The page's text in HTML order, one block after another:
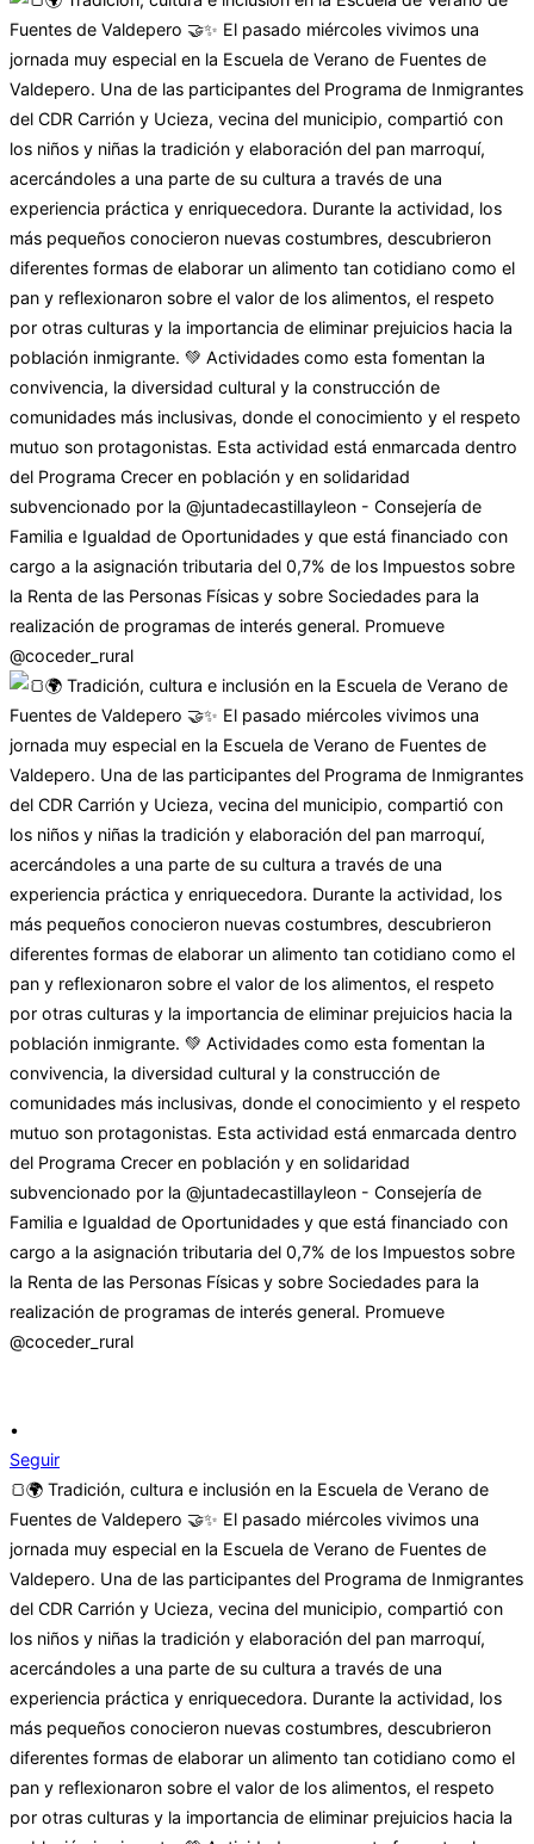
•
Seguir
🍞🌍 Tradición, cultura e inclusión en la Escuela de Verano de
Fuentes de Valdepero 🤝✨ El pasado miércoles vivimos una
jornada muy especial en la Escuela de Verano de Fuentes de
Valdepero. Una de las participantes del Programa de Inmigrantes
del CDR Carrión y Ucieza, vecina del municipio, compartió con
los niños y niñas la tradición y elaboración del pan marroquí,
acercándoles a una parte de su cultura a través de una
experiencia práctica y enriquecedora. Durante la actividad, los
más pequeños conocieron nuevas costumbres, descubrieron
diferentes formas de elaborar un alimento tan cotidiano como el
pan y reflexionaron sobre el valor de los alimentos, el respeto
por otras culturas y la importancia de eliminar prejuicios hacia la